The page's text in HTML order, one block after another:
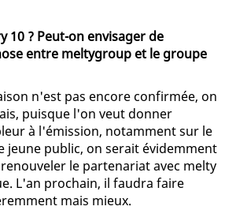
10 ? Peut-on envisager de
entre meltygroup et le groupe
n'est pas encore confirmée, on
puisque l'on veut donner
à l'émission, notamment sur le
jeune public, on serait évidemment
le partenariat avec melty
L'an prochain, il faudra faire
mais mieux.